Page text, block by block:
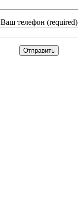
Ваш телефон (required)